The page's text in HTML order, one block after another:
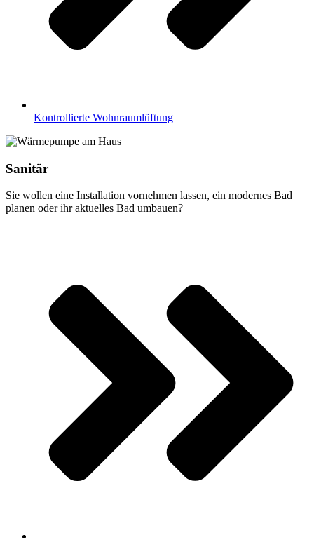
Kontrollierte Wohnraumlüftung
Sanitär
Sie wollen eine Installation vornehmen lassen, ein modernes Bad
planen oder ihr aktuelles Bad umbauen?